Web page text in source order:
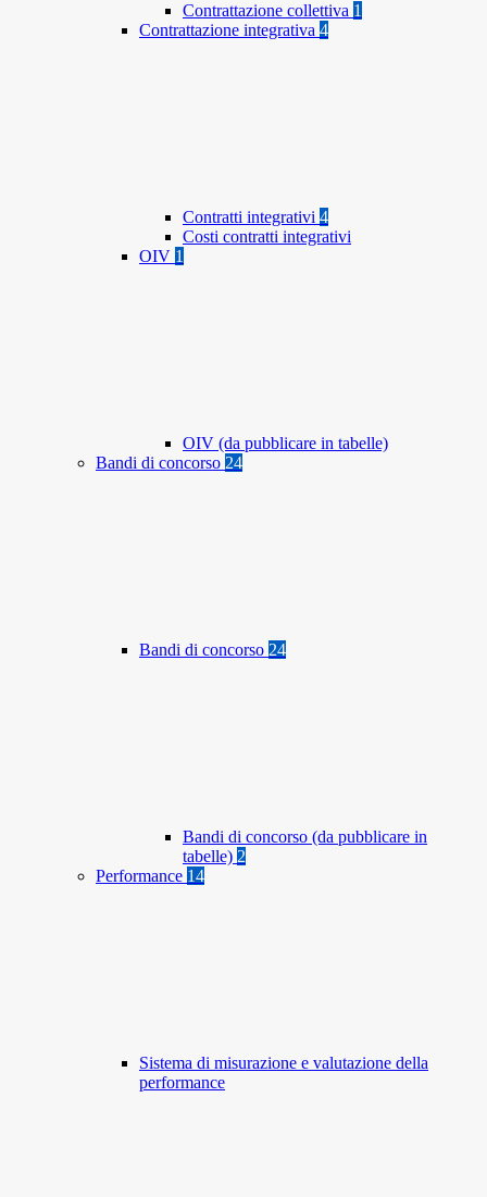
Contrattazione collettiva 1
Contrattazione integrativa 4
Contratti integrativi 4
Costi contratti integrativi
OIV 1
OIV (da pubblicare in tabelle)
Bandi di concorso 24
Bandi di concorso 24
Bandi di concorso (da pubblicare in
tabelle) 2
Performance 14
Sistema di misurazione e valutazione della
performance